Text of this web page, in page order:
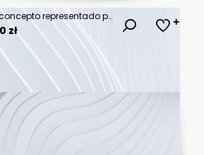
definitivo palabra o concepto representado por baldosas de letras de madera sobre una mesa de madera con gafas y un libro
zł